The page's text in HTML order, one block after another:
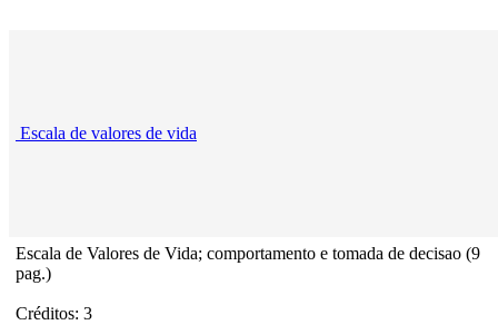
Escala de valores de vida
Escala de Valores de Vida; comportamento e tomada de decisao (9
pag.)
Créditos: 3